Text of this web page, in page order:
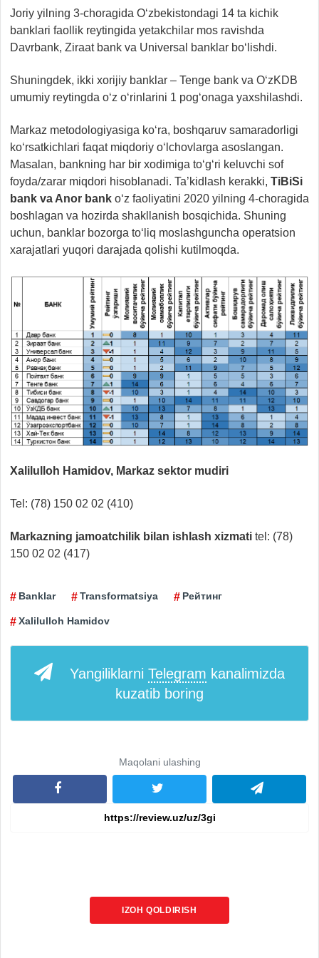
Joriy yilning 3-choragida O‘zbekistondagi 14 ta kichik
banklari faollik reytingida yetakchilar mos ravishda
Davrbank, Ziraat bank va Universal banklar bo‘lishdi.
Shuningdek, ikki xorijiy banklar – Tenge bank va O‘zKDB
umumiy reytingda o‘z o‘rinlarini 1 pog‘onaga yaxshilashdi.
Markaz metodologiyasiga ko‘ra, boshqaruv samaradorligi
ko‘rsatkichlari faqat miqdoriy o‘lchovlarga asoslangan.
Masalan, bankning har bir xodimiga to‘g‘ri keluvchi sof
foyda/zarar miqdori hisoblanadi. Ta’kidlash kerakki, TiBiSi
bank va Anor bank o‘z faoliyatini 2020 yilning 4-choragida
boshlagan va hozirda shakllanish bosqichida. Shuning
uchun, banklar bozorga to‘liq moslashguncha operatsion
xarajatlari yuqori darajada qolishi kutilmoqda.
Xalilulloh Hamidov, Markaz sektor mudiri
Tel: (78) 150 02 02 (410)
Markazning jamoatchilik bilan ishlash xizmati tel: (78)
150 02 02 (417)
Banklar Transformatsiya Рейтинг
Xalilulloh Hamidov
Yangiliklarni Telegram kanalimizda
kuzatib boring
Maqolani ulashing
IZOH QOLDIRISH